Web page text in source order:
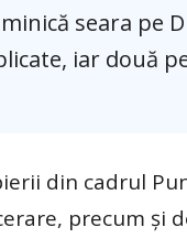
seara pe
iar două
din cadrul
precum și